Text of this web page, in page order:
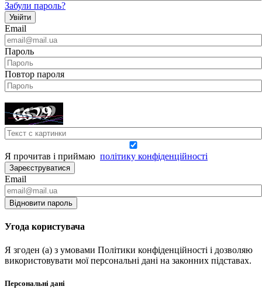
Забули пароль?
Увійти
Email
Пароль
Повтор пароля
Я прочитав і приймаю політику конфіденційності
Зареєструватися
Email
Відновити пароль
Угода користувача
Я згоден (а) з умовами Політики конфіденційності і дозволяю
використовувати мої персональні дані на законних підставах.
Персональні дані